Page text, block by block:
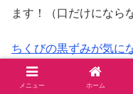
ます！（口だけになら
ちくびの黒ずみが気に
顔のくすみ・シミにお
メニュー ホーム